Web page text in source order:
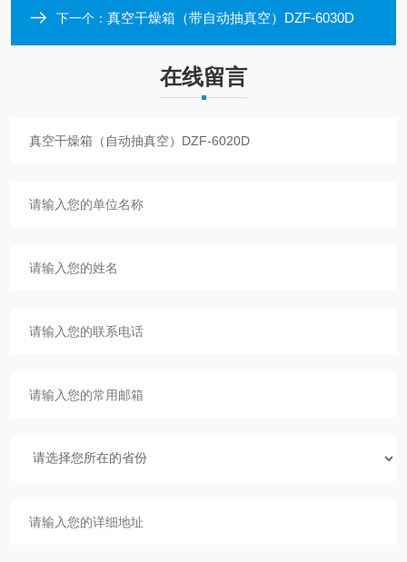
下一个： 真空干燥箱（带自动抽真空）DZF-6030D
在线留言